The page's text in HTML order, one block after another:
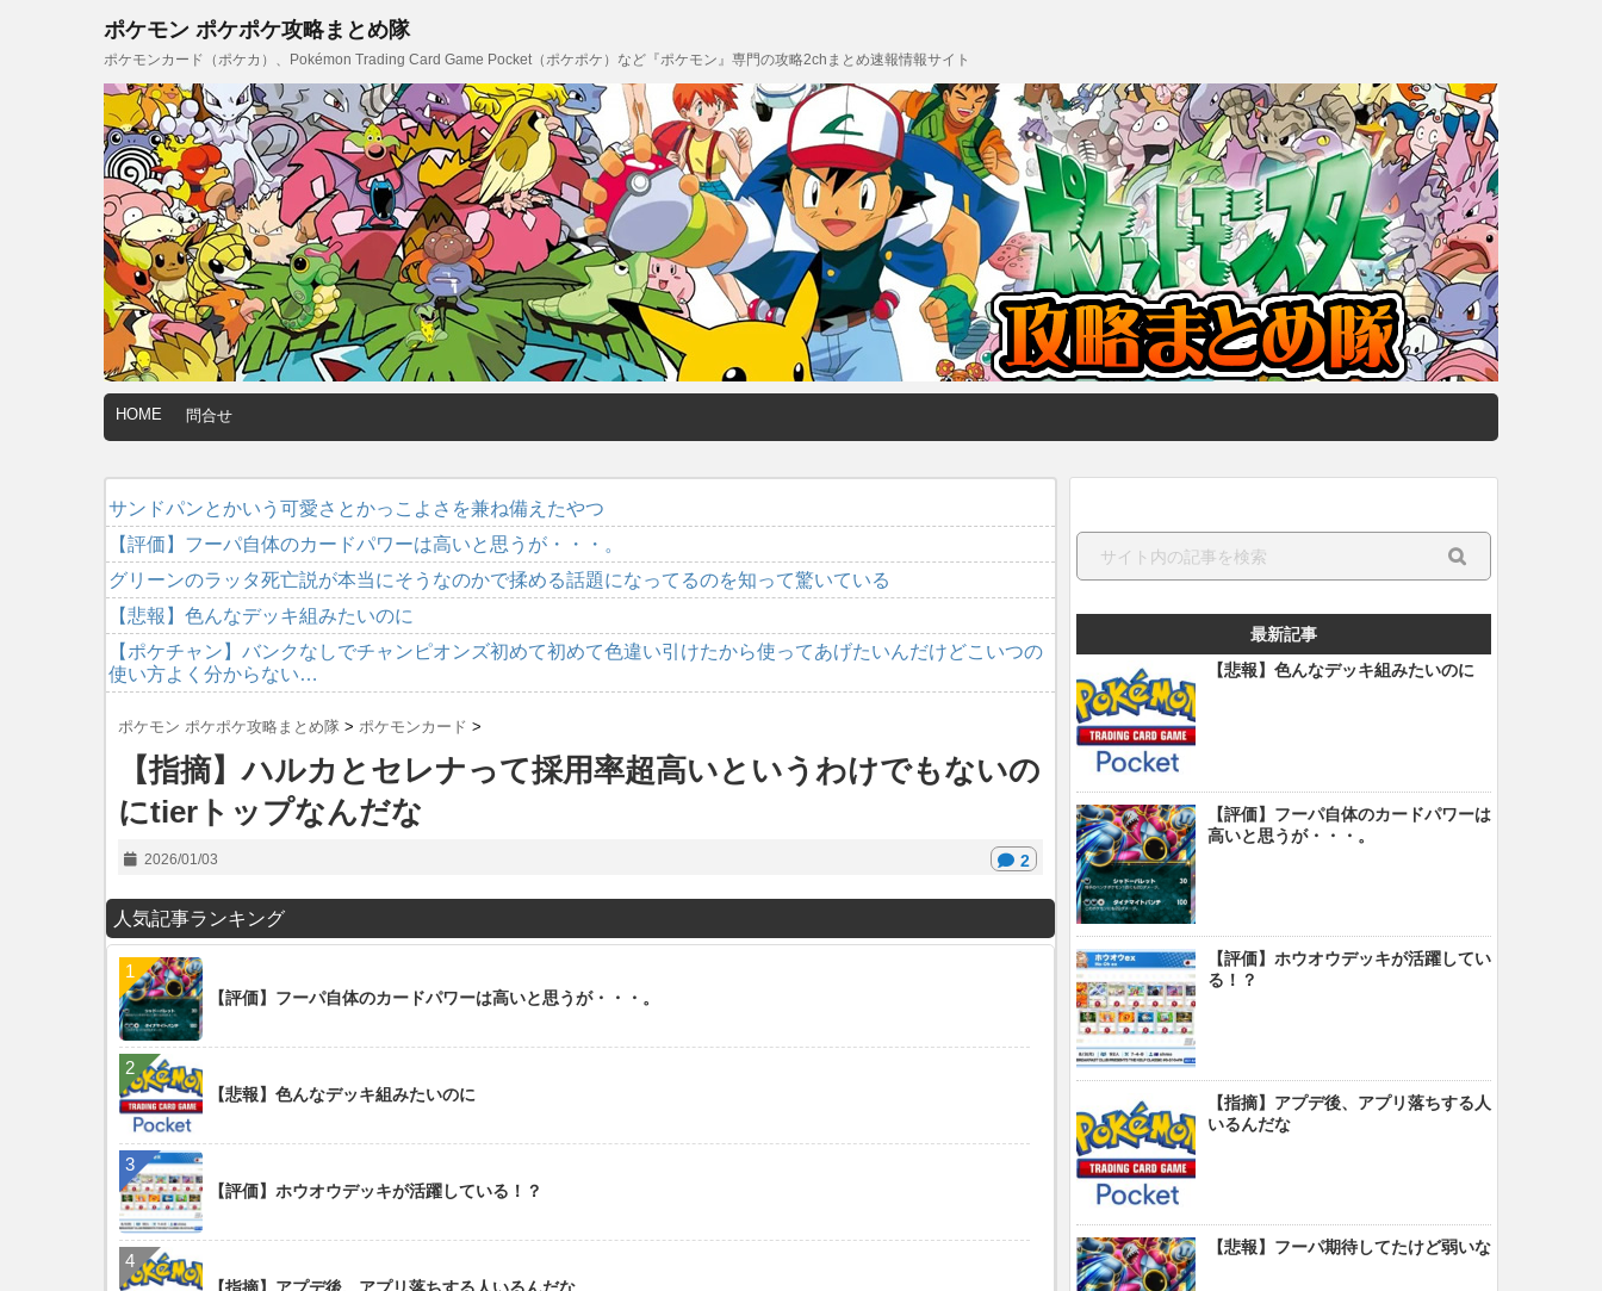
ポケモン ポケポケ攻略まとめ隊
ポケモンカード（ポケカ）、Pokémon Trading Card Game Pocket（ポケポケ）など『ポケモン』専門の攻略2chまとめ速報情報サイト
HOME 問合せ
サンドパンとかいう可愛さとかっこよさを兼ね備えたやつ
【評価】フーパ自体のカードパワーは高いと思うが・・・。
グリーンのラッタ死亡説が本当にそうなのかで揉める話題になってるのを知って驚いている
【悲報】色んなデッキ組みたいのに
【ポケチャン】バンクなしでチャンピオンズ初めて初めて色違い引けたから使ってあげたいんだけどこいつの
使い方よく分からない…
ポケモン ポケポケ攻略まとめ隊 > ポケモンカード >
【指摘】ハルカとセレナって採用率超高いというわけでもないの
にtierトップなんだな
2026/01/03 2
人気記事ランキング
【評価】フーパ自体のカードパワーは高いと思うが・・・。
【悲報】色んなデッキ組みたいのに
【評価】ホウオウデッキが活躍している！？
最新記事
【悲報】色んなデッキ組みたいのに
【評価】フーパ自体のカードパワーは
高いと思うが・・・。
【評価】ホウオウデッキが活躍してい
る！？
【指摘】アプデ後、アプリ落ちする人
いるんだな
【悲報】フーパ期待してたけど弱いな